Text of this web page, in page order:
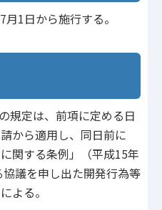
1日から施行する。
規定は、前項に定める日
から適用し、同日前に
関する条例」（平成15年
議を申し出た開発行為等
よる。